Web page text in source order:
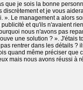
que je sois la bonne
et je vous
Le management a alors
et qu'ils n'avaient
nous n'avons pas
une solution ? ». J'étais
rentrer dans les détails ?
quand même préciser que
mais nous avons réussi à